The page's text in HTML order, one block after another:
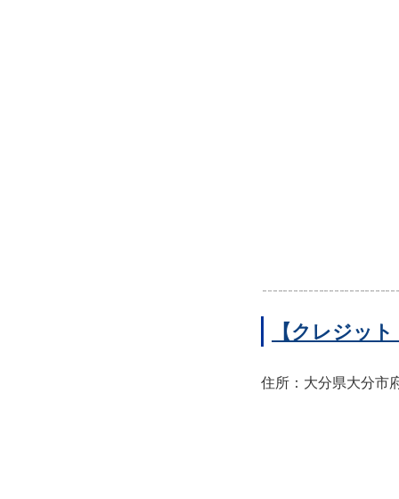
【クレジッ
住所：大分県大分市